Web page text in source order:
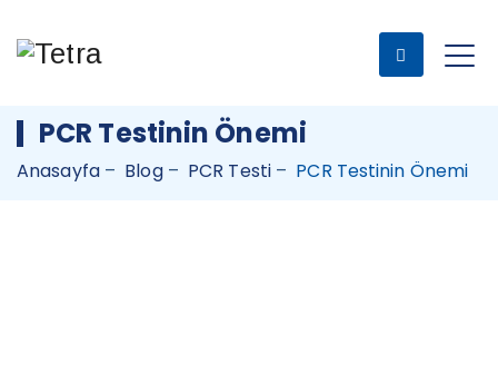
PCR Testinin Önemi
Anasayfa– Blog– PCR Testi– PCR Testinin Önemi